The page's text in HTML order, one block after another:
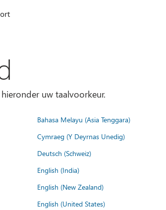
uw taalvoorkeur.
Bahasa Melayu (Asia Tenggara)
Cymraeg (Y Deyrnas Unedig)
Deutsch (Schweiz)
English (India)
English (New Zealand)
English (United States)